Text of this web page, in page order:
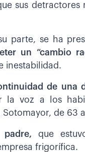
sus
parte, se ha
un “cambio
inestabilidad.
de una
la voz a los
de 63
que
frigorífica.